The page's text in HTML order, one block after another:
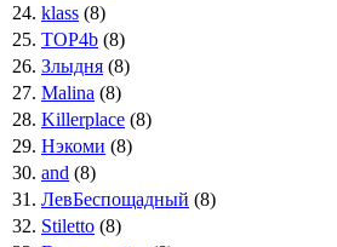
24. klass (8)
25. TOP4b (8)
26. Злыдня (8)
27. Malina (8)
28. Killerplace (8)
29. Нэкоми (8)
30. and (8)
31. ЛевБеспощадный (8)
32. Stiletto (8)